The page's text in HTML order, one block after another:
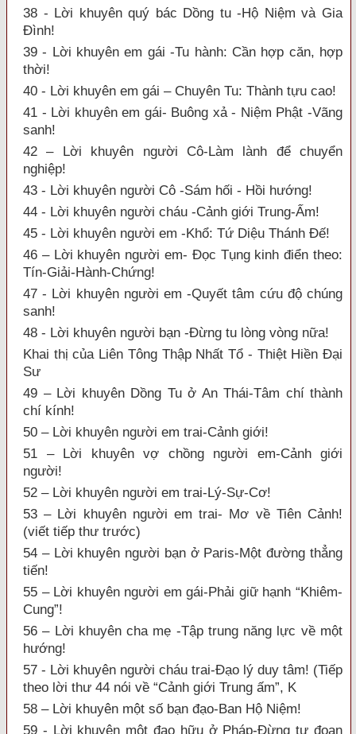
38 - Lời khuyên quý bác Dồng tu -Hộ Niệm và Gia
Đình!
39 - Lời khuyên em gái -Tu hành: Cần hợp căn, hợp
thời!
40 - Lời khuyên em gái – Chuyên Tu: Thành tựu cao!
41 - Lời khuyên em gái- Buông xả - Niệm Phật -Vãng
sanh!
42 – Lời khuyên người Cô-Làm lành để chuyển
nghiệp!
43 - Lời khuyên người Cô -Sám hối - Hồi hướng!
44 - Lời khuyên người cháu -Cảnh giới Trung-Ấm!
45 - Lời khuyên người em -Khổ: Tứ Diệu Thánh Đế!
46 – Lời khuyên người em- Đọc Tụng kinh điển theo:
Tín-Giải-Hành-Chứng!
47 - Lời khuyên người em -Quyết tâm cứu độ chúng
sanh!
48 - Lời khuyên người bạn -Đừng tu lòng vòng nữa!
Khai thị của Liên Tông Thập Nhất Tổ - Thiệt Hiền Đại
Sư
49 – Lời khuyên Dồng Tu ở An Thái-Tâm chí thành
chí kính!
50 – Lời khuyên người em trai-Cảnh giới!
51 – Lời khuyên vợ chồng người em-Cảnh giới
người!
52 – Lời khuyên người em trai-Lý-Sự-Cơ!
53 – Lời khuyên người em trai- Mơ về Tiên Cảnh!
(viết tiếp thư trước)
54 – Lời khuyên người bạn ở Paris-Một đường thẳng
tiến!
55 – Lời khuyên người em gái-Phải giữ hạnh “Khiêm-
Cung”!
56 – Lời khuyên cha mẹ -Tập trung năng lực về một
hướng!
57 - Lời khuyên người cháu trai-Đạo lý duy tâm! (Tiếp
theo lời thư 44 nói về “Cảnh giới Trung ấm”, K
58 – Lời khuyên một số bạn đạo-Ban Hộ Niệm!
59 - Lời khuyên một đạo hữu ở Pháp-Đừng tự đoạn